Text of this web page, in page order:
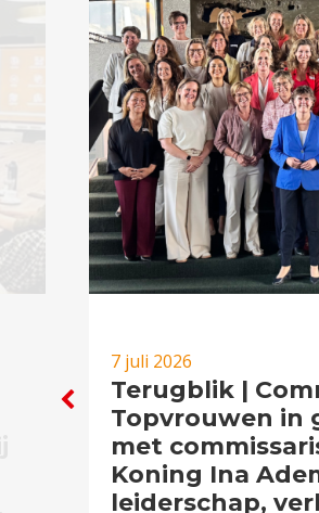
7 juli 2026
Terugblik |
Topvrouwen in
met
Koning Ina
leiderschap,